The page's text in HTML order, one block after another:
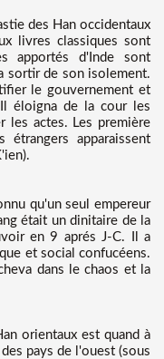
des Han occidentaux
livres classiques sont
apportés d'Inde sont
sortir de son isolement.
le gouvernement et
éloigna de la cour les
les actes. Les première
apparaissent
qu'un seul empereur
était un dinitaire de la
en 9 aprés J-C. Il a
et social confucéens.
dans le chaos et la
orientaux est quand à
pays de l'ouest (sous